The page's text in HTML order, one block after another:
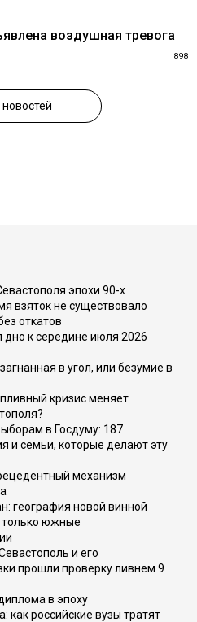
воздушная тревога
898
эпохи 90-х
взяток не существовало
откатов
к середине июля 2026
в угол, или безумие в
кризис меняет
в Госдуму: 187
и семьи, которые делают эту
механизм
география новой винной
только южные
и его
прошли проверку ливнем 9
в эпоху
как российские вузы тратят